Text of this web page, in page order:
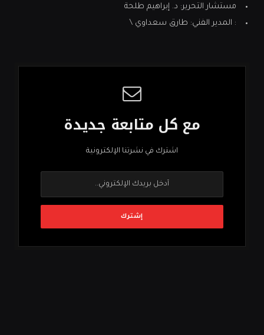
مستشار التحرير: د. إبراهيم طلحة
: المدير الفني: طارق سعداوي \
مع كل متابعة جديدة
اشترك في نشرتنا الإلكترونية